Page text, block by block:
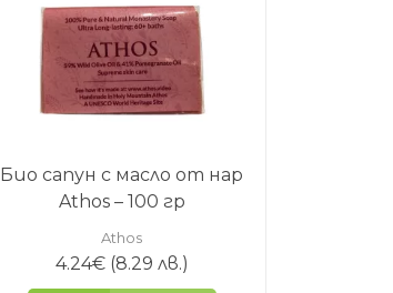
Био сапун с масло от нар
Athos – 100 гр
Athos
4.24€(8.29 лв.)